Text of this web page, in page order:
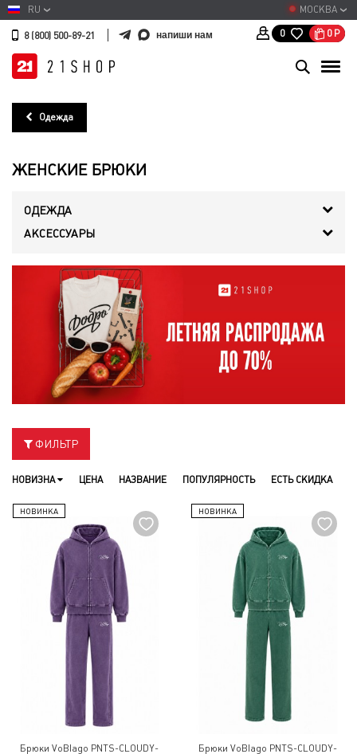
МОСКВА
RU
8 (800) 500-89-21 напиши нам 0 0 Р
Одежда
ЖЕНСКИЕ БРЮКИ
ОДЕЖДА
АКСЕССУАРЫ
ФИЛЬТР
НОВИЗНА ЦЕНА НАЗВАНИЕ ПОПУЛЯРНОСТЬ ЕСТЬ СКИДКА
НОВИНКА
Брюки VoBlago PNTS-CLOUDY-
НОВИНКА
Брюки VoBlago PNTS-CLOUDY-